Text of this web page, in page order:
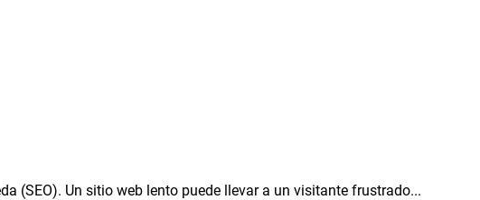
(SEO). Un sitio web lento puede llevar a un visitante frustrado...